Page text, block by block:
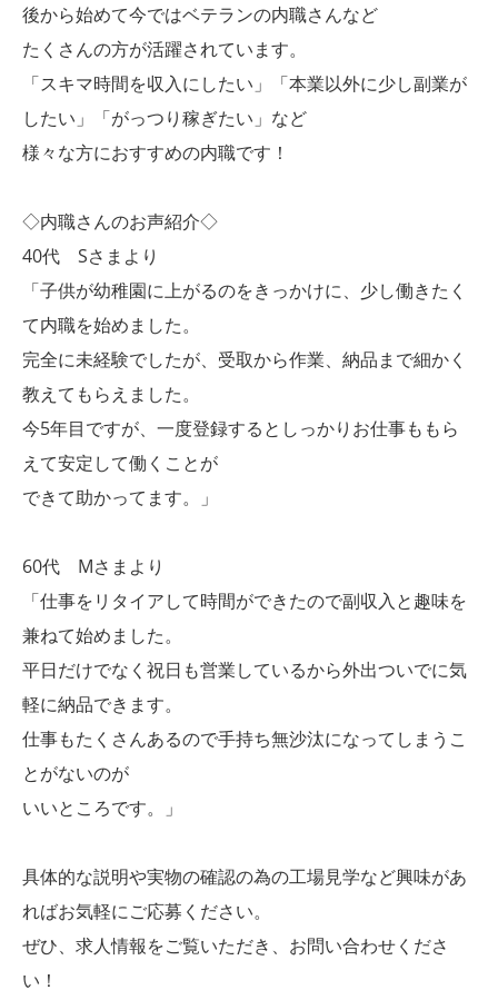
後から始めて今ではベテランの内職さんなど
たくさんの方が活躍されています。
「スキマ時間を収入にしたい」「本業以外に少し副業が
したい」「がっつり稼ぎたい」など
様々な方におすすめの内職です！
◇内職さんのお声紹介◇
40代 Sさまより
「子供が幼稚園に上がるのをきっかけに、少し働きたく
て内職を始めました。
完全に未経験でしたが、受取から作業、納品まで細かく
教えてもらえました。
今5年目ですが、一度登録するとしっかりお仕事ももら
えて安定して働くことが
できて助かってます。」
60代 Mさまより
「仕事をリタイアして時間ができたので副収入と趣味を
兼ねて始めました。
平日だけでなく祝日も営業しているから外出ついでに気
軽に納品できます。
仕事もたくさんあるので手持ち無沙汰になってしまうこ
とがないのが
いいところです。」
具体的な説明や実物の確認の為の工場見学など興味があ
ればお気軽にご応募ください。
ぜひ、求人情報をご覧いただき、お問い合わせくださ
い！